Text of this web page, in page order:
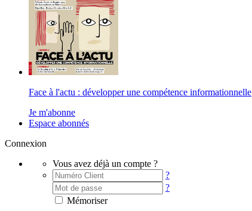
Face à l'actu : développer une compétence informationnelle
Je m'abonne
Espace abonnés
Connexion
Vous avez déjà un compte ?
?
?
Mémoriser